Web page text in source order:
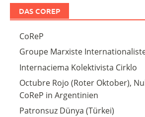
DAS COREP
CoReP
Groupe Marxiste
Internaciema Kolektivista Cirklo
Octubre Rojo (Roter Oktober),
CoReP in Argentinien
Patronsuz Dünya (Türkei)